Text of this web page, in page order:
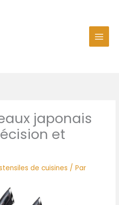
japonais
et
de cuisines / Par